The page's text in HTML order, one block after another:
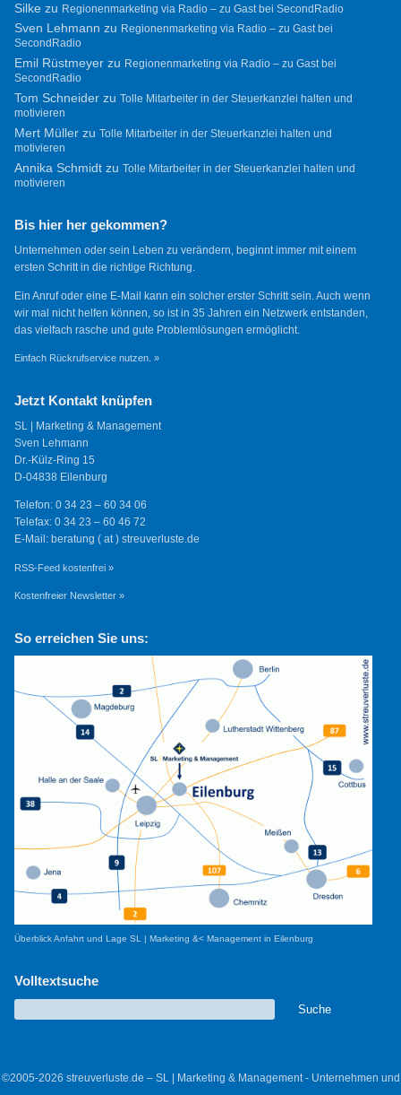
Silkezu Regionenmarketing via Radio – zu Gast bei SecondRadio
Sven Lehmann zu Regionenmarketing via Radio – zu Gast bei
SecondRadio
Emil Rüstmeyerzu Regionenmarketing via Radio – zu Gast bei
SecondRadio
Tom Schneiderzu Tolle Mitarbeiter in der Steuerkanzlei halten und
motivieren
Mert Müllerzu Tolle Mitarbeiter in der Steuerkanzlei halten und
motivieren
Annika Schmidtzu Tolle Mitarbeiter in der Steuerkanzlei halten und
motivieren
Bis hier her gekommen?
Unternehmen oder sein Leben zu verändern, beginnt immer mit einem
ersten Schritt in die richtige Richtung.
Ein Anruf oder eine E-Mail kann ein solcher erster Schritt sein. Auch wenn
wir mal nicht helfen können, so ist in 35 Jahren ein Netzwerk entstanden,
das vielfach rasche und gute Problemlösungen ermöglicht.
Einfach Rückrufservice nutzen. »
Jetzt Kontakt knüpfen
SL | Marketing & Management
Sven Lehmann
Dr.-Külz-Ring 15
D-04838 Eilenburg
Telefon: 0 34 23 – 60 34 06
Telefax: 0 34 23 – 60 46 72
E-Mail: beratung ( at ) streuverluste.de
RSS-Feed kostenfrei »
Kostenfreier Newsletter »
So erreichen Sie uns:
Überblick Anfahrt und Lage SL | Marketing &< Management in Eilenburg
Volltextsuche
©2005-2026 streuverluste.de – SL | Marketing & Management - Unternehmen und